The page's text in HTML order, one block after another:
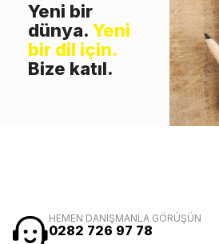
Yeni bir
dünya. Yeni
bir dil için.
Bize katıl.
HEMEN DANIŞMANLA GÖRÜŞÜN
0282 726 97 78